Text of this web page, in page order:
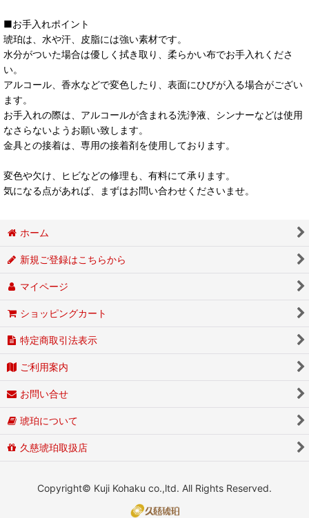
■お手入れポイント
琥珀は、水や汗、皮脂には強い素材です。
水分がついた場合は優しく拭き取り、柔らかい布でお手入れくださ
い。
アルコール、香水などで変色したり、表面にひびが入る場合がござい
ます。
お手入れの際は、アルコールが含まれる洗浄液、シンナーなどは使用
なさらないようお願い致します。
金具との接着は、専用の接着剤を使用しております。
変色や欠け、ヒビなどの修理も、有料にて承ります。
気になる点があれば、まずはお問い合わせくださいませ。
ホーム
新規ご登録はこちらから
マイページ
ショッピングカート
特定商取引法表示
ご利用案内
お問い合せ
琥珀について
久慈琥珀取扱店
Copyright© Kuji Kohaku co.,ltd. All Rights Reserved.